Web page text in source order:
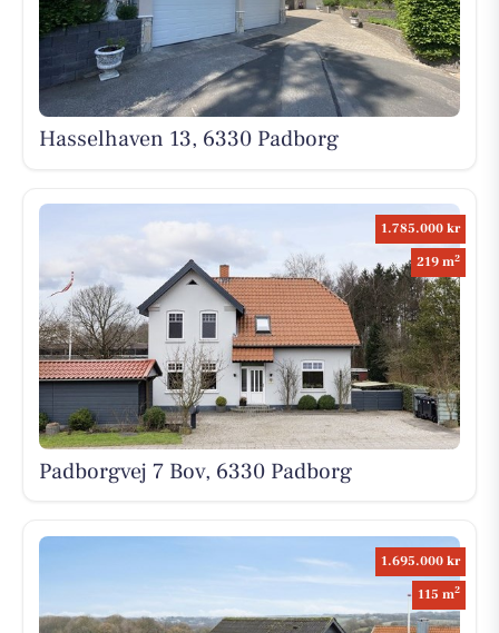
Hasselhaven 13, 6330 Padborg
1.785.000 kr
219 m2
Padborgvej 7 Bov, 6330 Padborg
1.695.000 kr
115 m2